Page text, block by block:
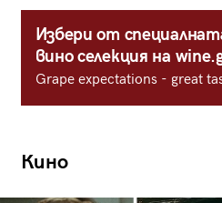
Избери от
вино селекция на
Grape expectations - great
Кино